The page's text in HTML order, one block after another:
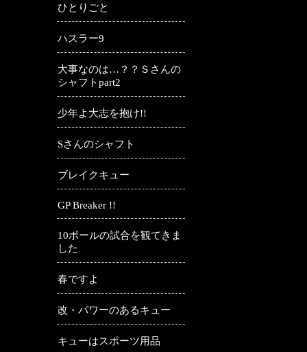
ひとりごと
ハスラー9
大事なのは…？？Ｓさんの
シャフトpart2
少年よ大志を抱け!!
Sさんのシャフト
ブレイクキュー
GP Breaker !!
10ボールの試合を観てきま
した
春ですよ
改・パワーのあるキュー
キューはスポーツ用品